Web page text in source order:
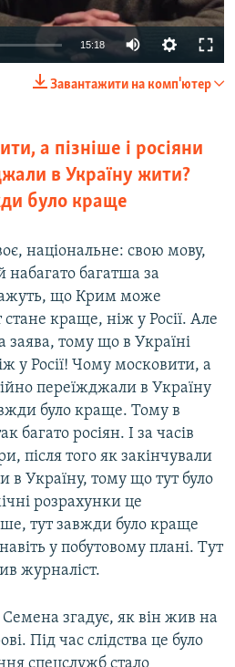
15:18
Завантажити на комп'ютер
а пізніше і росіяни
в Україну жити?
було краще
національне: свою мову,
набагато багатша за
що Крим може
краще, ніж у Росії. Але
заява, тому що в Україні
у Росії! Чому московити, а
переїжджали в Україну
було краще. Тому в
багато росіян. І за часів
після того як закінчували
Україну, тому що тут було
розрахунки це
тут завжди було краще
у побутовому плані. Тут
журналіст.
згадує, як він жив на
Під час слідства це було